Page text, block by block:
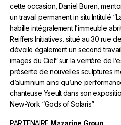
cette occasion, Daniel Buren,
un travail permanent in situ Intitulé
habille intégralement l’immeuble
Reiffers Initiatives, situé au 30 rue
dévoile également un second
images du Ciel” sur la verrière de
présente de nouvelles sculptures
d’aluminium ainsi qu’une
chanteuse Yseult dans son
New-York “Gods of Solaris”.
PARTENAIRE Mazarine Group